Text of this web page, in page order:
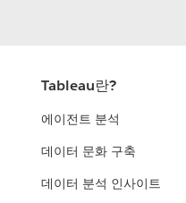
Tableau란?
에이전트 분석
데이터 문화 구축
데이터 분석 인사이트